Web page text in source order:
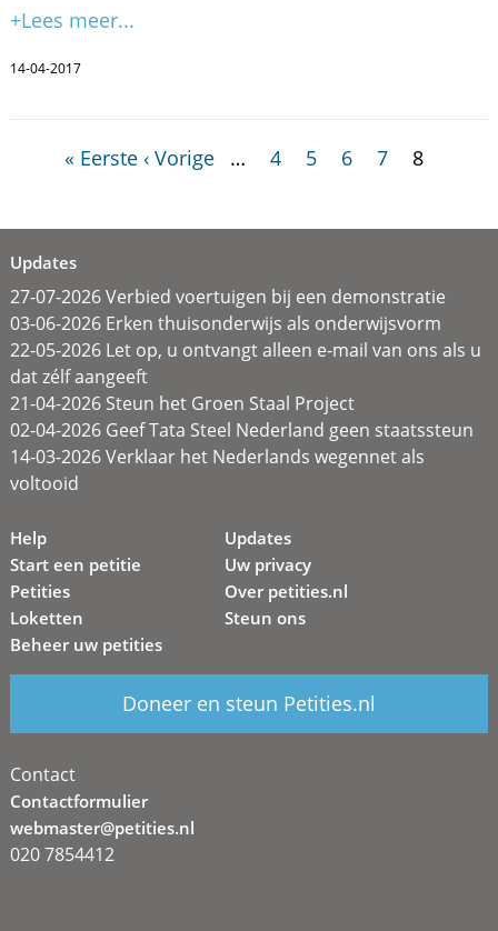
+Lees meer...
14-04-2017
« Eerste ‹ Vorige … 4 5 6 7 8
Updates
27-07-2026 Verbied voertuigen bij een demonstratie
03-06-2026 Erken thuisonderwijs als onderwijsvorm
22-05-2026 Let op, u ontvangt alleen e-mail van ons als u
dat zélf aangeeft
21-04-2026 Steun het Groen Staal Project
02-04-2026 Geef Tata Steel Nederland geen staatssteun
14-03-2026 Verklaar het Nederlands wegennet als
voltooid
Help
Start een petitie
Petities
Loketten
Beheer uw petities
Updates
Uw privacy
Over petities.nl
Steun ons
Doneer en steun Petities.nl
Contact
Contactformulier
webmaster@petities.nl
020 7854412